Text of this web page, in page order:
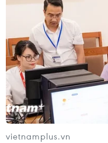
#Trà Thái Nguyên
#VITM Hà Nội 2024
Theo dõi
vietnamplus.vn